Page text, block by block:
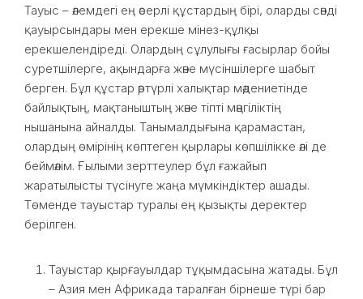
Тауыс – әлемдегі ең әсерлі құстардың бірі, оларды сәнді
қауырсындары мен ерекше мінез-құлқы
ерекшелендіреді. Олардың сұлулығы ғасырлар бойы
суретшілерге, ақындарға және мүсіншілерге шабыт
берген. Бұл құстар әртүрлі халықтар мәдениетінде
байлықтың, мақтаныштың және тіпті мәңгіліктің
нышанына айналды. Танымалдығына қарамастан,
олардың өмірінің көптеген қырлары көпшілікке әлі де
беймәлім. Ғылыми зерттеулер бұл ғажайып
жаратылысты түсінуге жаңа мүмкіндіктер ашады.
Төменде тауыстар туралы ең қызықты деректер
берілген.
Тауыстар қырғауылдар тұқымдасына жатады. Бұл
– Азия мен Африкада таралған бірнеше түрі бар